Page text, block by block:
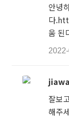
안녕
다
움 된
잘보
해주